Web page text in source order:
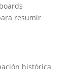
resumir
histórica